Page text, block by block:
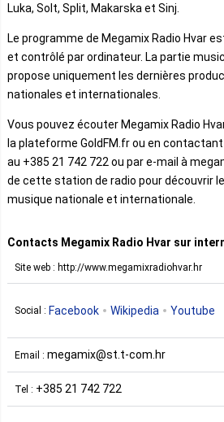
Luka, Solt, Split, Makarska et Sinj.
Le programme de Megamix Radio Hvar
et contrôlé par ordinateur. La partie
propose uniquement les dernières
nationales et internationales.
Vous pouvez écouter Megamix Radio
la plateforme GoldFM.fr ou en
au +385 21 742 722 ou par e-mail à
de cette station de radio pour découvrir
musique nationale et internationale.
Contacts Megamix Radio Hvar sur
Site web : http://www.megamixradiohvar.hr
Social : Facebook Wikipedia Youtube
Email : megamix@st.t-com.hr
Tel : +385 21 742 722